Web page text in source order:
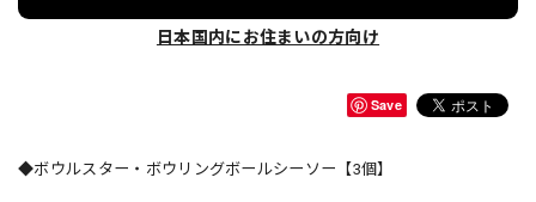
日本国内にお住まいの方向け
Save
◆ボウルスター・ボウリングボールシーソー【3個】